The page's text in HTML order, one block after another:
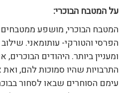
על המטבח הבוכרי:
המטבח הבוכרי, מושפע ממטבחים
הפרסי והטורקי- עותומאני.
ומעניין ביותר. היהודים
התרבויות שהיו סמוכות להם,
עימם הסוחרים שבאו לסחור